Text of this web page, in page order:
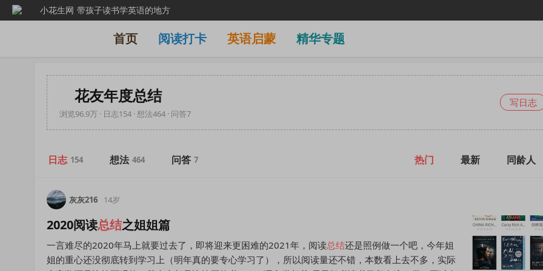
小花生网 带孩子读书学英语的地方
首页 阅读打卡 英语启蒙 精华专题
花友年度总结
浏览96.9万 · 日志154 · 想法464 · 问答7
写日志
日志 154 想法 464 问答 7 热门 最新 同龄人
灰灰216 14岁
2020阅读总结之姐姐篇
一言难尽的2020年马上就要过去了，即将迎来更困难的2021年，阅读总结还是照例做一个吧，今年姐
姐的重心还没彻底转到学习上（明年真的要专心学习了），所以阅读量还不错，本数看上去不多，实际